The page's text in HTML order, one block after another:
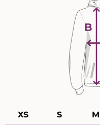
Guide
XS S M